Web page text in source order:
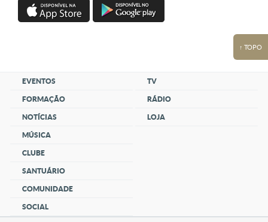
↑ TOPO
EVENTOS
FORMAÇÃO
NOTÍCIAS
MÚSICA
CLUBE
SANTUÁRIO
COMUNIDADE
SOCIAL
TV
RÁDIO
LOJA